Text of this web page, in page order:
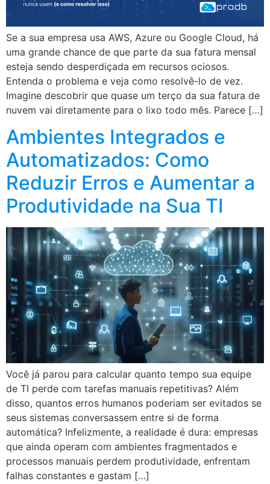
Se a sua empresa usa AWS, Azure ou Google Cloud, há
uma grande chance de que parte da sua fatura mensal
esteja sendo desperdiçada em recursos ociosos.
Entenda o problema e veja como resolvê-lo de vez.
Imagine descobrir que quase um terço da sua fatura de
nuvem vai diretamente para o lixo todo mês. Parece […]
Ambientes Integrados e
Automatizados: Como
Reduzir Erros e Aumentar a
Produtividade na Sua TI
Você já parou para calcular quanto tempo sua equipe
de TI perde com tarefas manuais repetitivas? Além
disso, quantos erros humanos poderiam ser evitados se
seus sistemas conversassem entre si de forma
automática? Infelizmente, a realidade é dura: empresas
que ainda operam com ambientes fragmentados e
processos manuais perdem produtividade, enfrentam
falhas constantes e gastam […]